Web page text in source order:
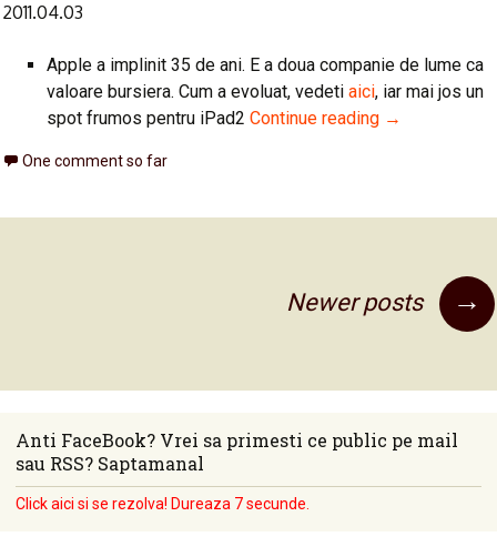
2011.04.03
Apple a implinit 35 de ani. E a doua companie de lume ca
valoare bursiera. Cum a evoluat, vedeti aici, iar mai jos un
spot frumos pentru iPad2 Continue reading →
One comment so far
Newer posts →
Anti FaceBook? Vrei sa primesti ce public pe mail
sau RSS? Saptamanal
Click aici si se rezolva! Dureaza 7 secunde.